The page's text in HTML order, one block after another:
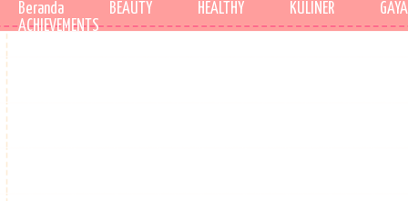
Beranda BEAUTY HEALTHY KULINER
ACHIEVEMENTS